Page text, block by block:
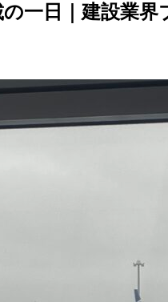
新築
注文
一日｜建設業界